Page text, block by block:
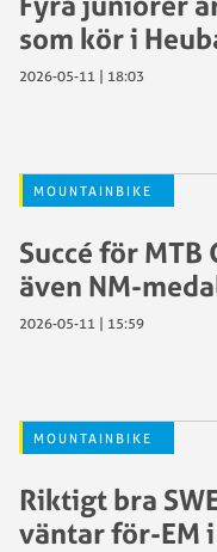
som kör i
2026-05-11 | 18:03
MOUNTAINBIKE
Succé för
även NM-
2026-05-11 | 15:59
MOUNTAINBIKE
Riktigt bra
väntar för-EM